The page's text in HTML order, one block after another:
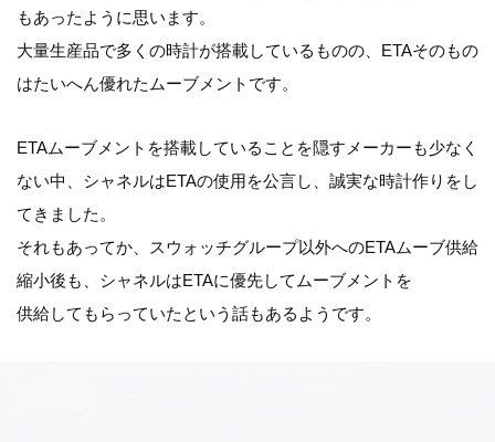
もあったように思います。
大量生産品で多くの時計が搭載しているものの、ETAそのもの
はたいへん優れたムーブメントです。
ETAムーブメントを搭載していることを隠すメーカーも少なく
ない中、シャネルはETAの使用を公言し、誠実な時計作りをし
てきました。
それもあってか、スウォッチグループ以外へのETAムーブ供給
縮小後も、シャネルはETAに優先してムーブメントを
供給してもらっていたという話もあるようです。